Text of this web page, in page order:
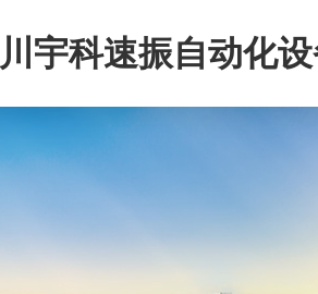
宇科速振自动化